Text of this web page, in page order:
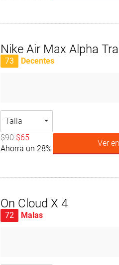
Nike Air Max Alpha
73 Decentes
Talla
$90 $65
Ahorra un 28%
Ver
On Cloud X 4
72 Malas